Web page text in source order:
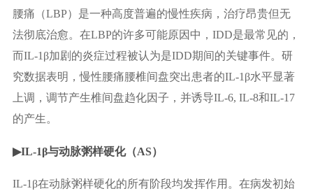
腰痛（LBP）是一种高度普遍的慢性疾病，治疗昂贵但无
法彻底治愈。在LBP的许多可能原因中，IDD是最常见的，
而IL-1β加剧的炎症过程被认为是IDD期间的关键事件。研
究数据表明，慢性腰痛腰椎间盘突出患者的IL-1β水平显著
上调，调节产生椎间盘趋化因子，并诱导IL-6, IL-8和IL-17
的产生。
▶IL-1β与动脉粥样硬化（AS）
IL-1β在动脉粥样硬化的所有阶段均发挥作用。在病发初始